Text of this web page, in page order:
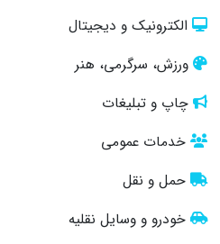
الکترونیک و دیجیتال
ورزش، سرگرمی، هنر
چاپ و تبلیغات
خدمات عمومی
حمل و نقل
خودرو و وسایل نقلیه